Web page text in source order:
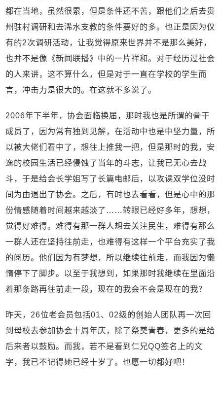
都在当地，虽然很累，但是条件还不苦，跟他们之后去贵
州驻村调研和去浠水支教的条件要好的多。也正是因为仅
有的2次调研活动，让我觉得原来世界并不是那么美好，
也并不是像《新闻联播》中的一片祥和。对于经历过社会
的人来讲，这不算什么，但是对于一直在学校的学生而
言，冲击力是很大的。在这就不多说了。
2006年下半年，协会面临换届，那时我也是所谓的骨干
成员了，因为常有独到见解，在活动中也是中坚力量，所
以被大佬们看中了，想往上推我一把，但是那时的我，安
逸的校园生活已经侵蚀了当年的斗志，让我已无心去战
斗，于是给会长学姐写了长篇电邮后，以攻读双学位没时
间为由退出了协会。之后，有时也去看看，但是心中的那
份情感随着时间越来越淡了……转眼已经好多年，想想，
觉得好难得。难得有那一群人想去关注民生，难得有那么
一群人还在坚持往前走，也难得有这样一个平台充实了我
的阅历。他们因为有梦想，所以继续往前走，而我因为懒
惰停下了脚步。以至于我想到，如果那时我继续在里面沿
着那条路再往前走一段，现在的我会不会是现在的我？
昨天，26位老会员包括01、02级的创始人团队再一次回
到母校去参加协会十周年庆，除了祭奠青春，更多的是给
后来者以鼓励。而我，若不是看到仁兄QQ签名上的文
字，我已不记得她已经十岁了。也愿一切都好吧！